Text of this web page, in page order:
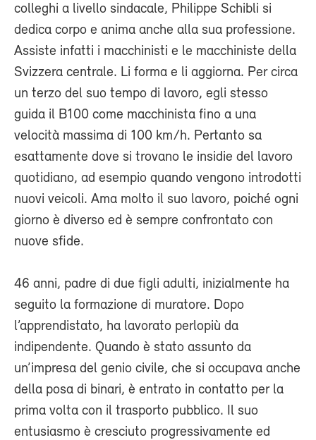
colleghi a livello sindacale, Philippe Schibli si
dedica corpo e anima anche alla sua professione.
Assiste infatti i macchinisti e le macchiniste della
Svizzera centrale. Li forma e li aggiorna. Per circa
un terzo del suo tempo di lavoro, egli stesso
guida il B100 come macchinista fino a una
velocità massima di 100 km/h. Pertanto sa
esattamente dove si trovano le insidie del lavoro
quotidiano, ad esempio quando vengono introdotti
nuovi veicoli. Ama molto il suo lavoro, poiché ogni
giorno è diverso ed è sempre confrontato con
nuove sfide.
46 anni, padre di due figli adulti, inizialmente ha
seguito la formazione di muratore. Dopo
l’apprendistato, ha lavorato perlopiù da
indipendente. Quando è stato assunto da
un’impresa del genio civile, che si occupava anche
della posa di binari, è entrato in contatto per la
prima volta con il trasporto pubblico. Il suo
entusiasmo è cresciuto progressivamente ed